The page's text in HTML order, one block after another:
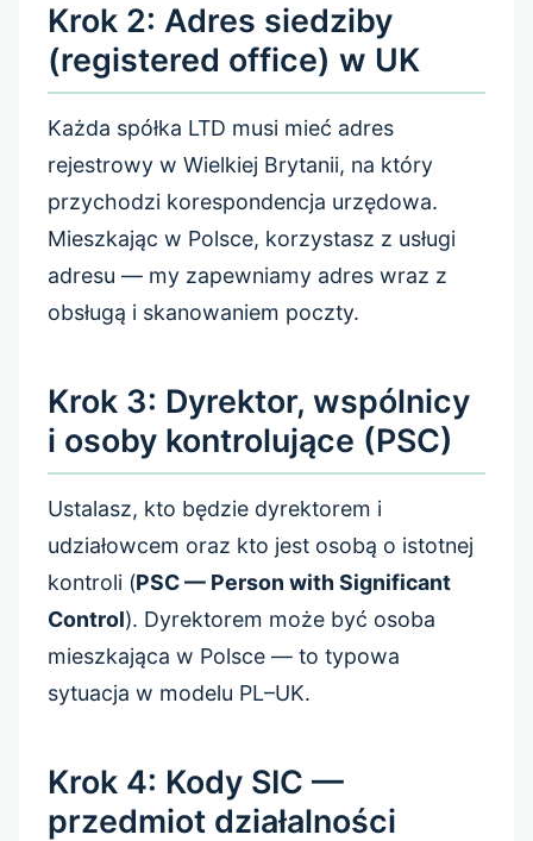
Krok 2: Adres siedziby
(registered office) w UK
Każda spółka LTD musi mieć adres
rejestrowy w Wielkiej Brytanii, na który
przychodzi korespondencja urzędowa.
Mieszkając w Polsce, korzystasz z usługi
adresu — my zapewniamy adres wraz z
obsługą i skanowaniem poczty.
Krok 3: Dyrektor, wspólnicy
i osoby kontrolujące (PSC)
Ustalasz, kto będzie dyrektorem i
udziałowcem oraz kto jest osobą o istotnej
kontroli (PSC — Person with Significant
Control). Dyrektorem może być osoba
mieszkająca w Polsce — to typowa
sytuacja w modelu PL–UK.
Krok 4: Kody SIC —
przedmiot działalności